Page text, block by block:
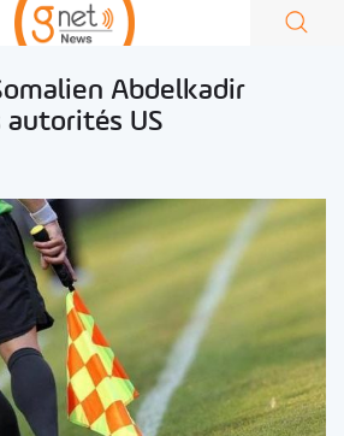
Abdelkadir
autorités US